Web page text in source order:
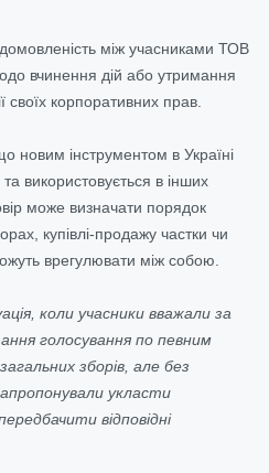
між учасниками ТОВ
вчинення дій або утримання
своїх корпоративних прав.
новим інструментом в Україні
використовується в інших
може визначати порядок
купівлі-продажу частки чи
врегулювати між собою.
коли учасники вважали за
голосування по певним
зборів, але без
укласти
відповідні